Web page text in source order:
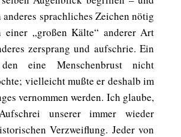
sprachliches Zeichen nötig
„großen Kälte“ anderer Art
zersprang und aufschrie. Ein
eine Menschenbrust nicht
vielleicht mußte er deshalb im
vernommen werden. Ich glaube,
unserer immer wieder
Verzweiflung. Jeder von